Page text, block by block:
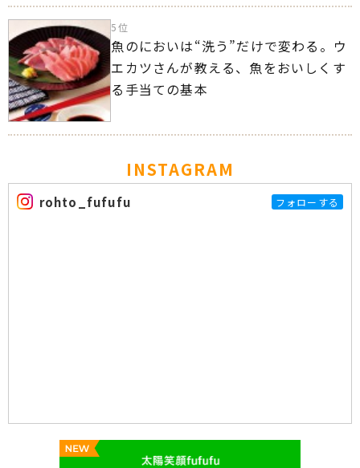
5位
魚のにおいは“洗う”だけで変わる。ウ
エカツさんが教える、魚をおいしくす
る手当ての基本
INSTAGRAM
rohto_fufufu フォローする